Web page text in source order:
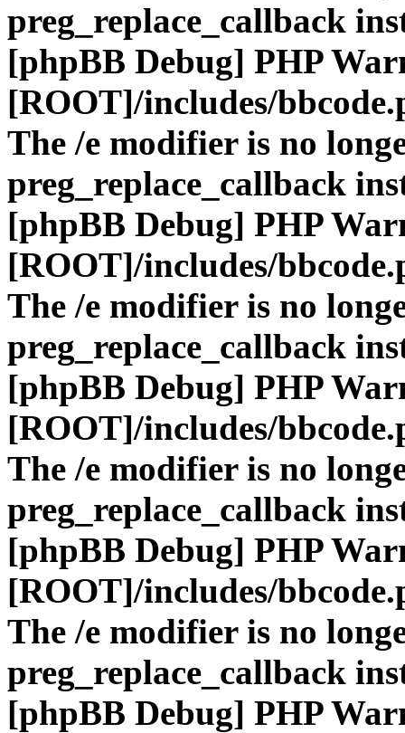
preg_replace_callback
[phpBB Debug] PHP
[ROOT]/includes/
The /e modifier is no
preg_replace_callback
[phpBB Debug] PHP
[ROOT]/includes/
The /e modifier is no
preg_replace_callback
[phpBB Debug] PHP
[ROOT]/includes/
The /e modifier is no
preg_replace_callback
[phpBB Debug] PHP
[ROOT]/includes/
The /e modifier is no
preg_replace_callback
[phpBB Debug] PHP